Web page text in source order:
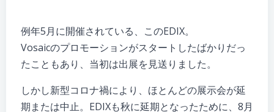
例年5月に開催されている、このEDIX。
Vosaicのプロモーションがスタートしたばかりだっ
たこともあり、当初は出展を見送りました。
しかし新型コロナ禍により、ほとんどの展示会が延
期または中止。EDIXも秋に延期となったために、8月